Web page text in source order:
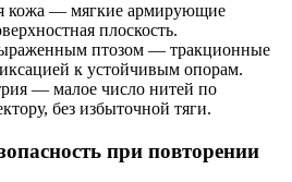
кожа — мягкие армирующие
плоскость.
птозом — тракционные
к устойчивым опорам.
— малое число нитей по
без избыточной тяги.
при повторении